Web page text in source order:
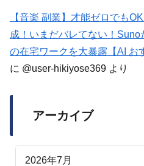
【音楽 副業】才能ゼロでも
成！いまだバレてない！
の在宅ワークを大暴露【AI お
に @user-hikiyose369 より
アーカイブ
2026年7月